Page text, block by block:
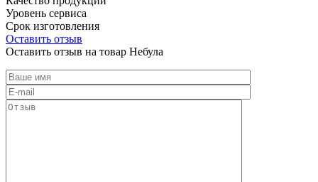
Уровень сервиса
Срок изготовления
Оставить отзыв
Оставить отзыв на товар Небула